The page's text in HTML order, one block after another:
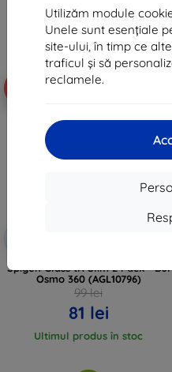
Utilizăm module
Unele sunt esențiale
site-ului, în timp ce
traficul și să
reclamele.
Spigen Glass tR Slim 2 Pack - DJI
Osmo 360 (AGL10796)
99 lei
81 lei
Ultimul produs în stoc